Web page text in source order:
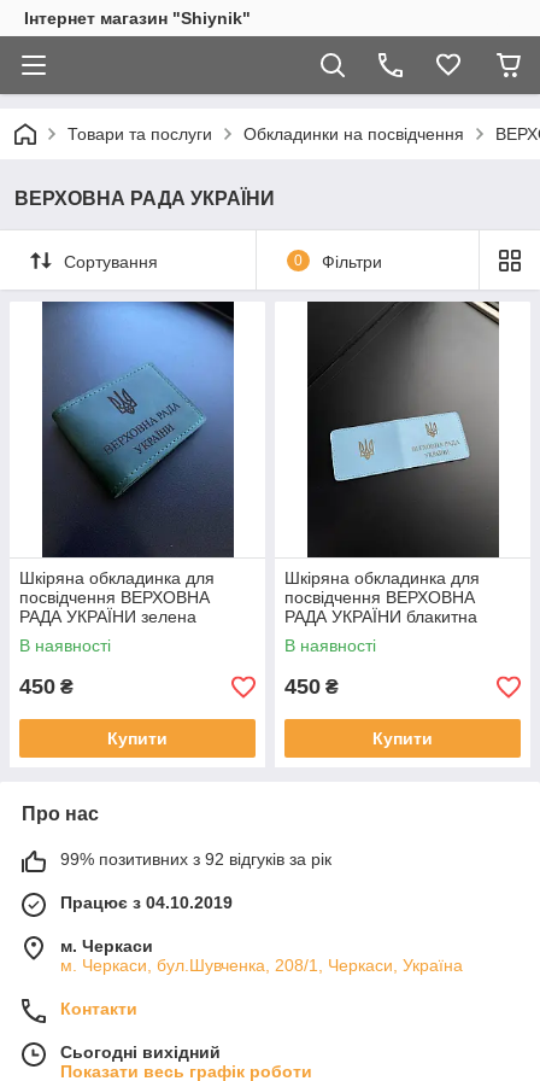
Інтернет магазин "Shiynik"
Товари та послуги Обкладинки на посвідчення
ВЕРХОВНА РАДА УКРАЇНИ
Сортування 0 Фільтри
Шкіряна обкладинка для
посвідчення ВЕРХОВНА
РАДА УКРАЇНИ зелена
В наявності
450 ₴
Купити
Шкіряна обкладинка для
посвідчення ВЕРХОВНА
РАДА УКРАЇНИ блакитна
В наявності
450 ₴
Купити
Про нас
99% позитивних з 92 відгуків за рік
Працює з 04.10.2019
м. Черкаси
м. Черкаси, бул.Шувченка, 208/1, Черкаси, Україна
Контакти
Сьогодні вихідний
Показати весь графік роботи